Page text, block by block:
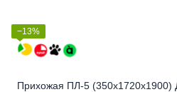
−13%
Прихожая ПЛ-5 (350x1720x1900)